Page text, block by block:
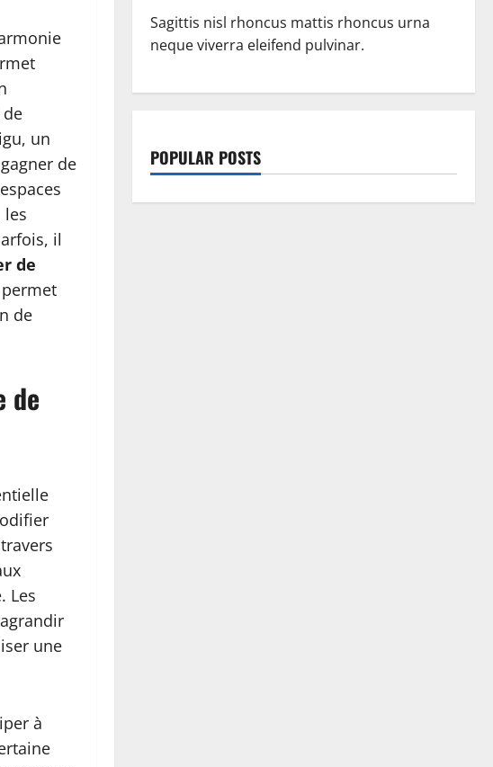
un
de
les
il
de
permet
de
de
Les
une
à
Sagittis nisl rhoncus mattis rhoncus urna
neque viverra eleifend pulvinar.
POPULAR POSTS